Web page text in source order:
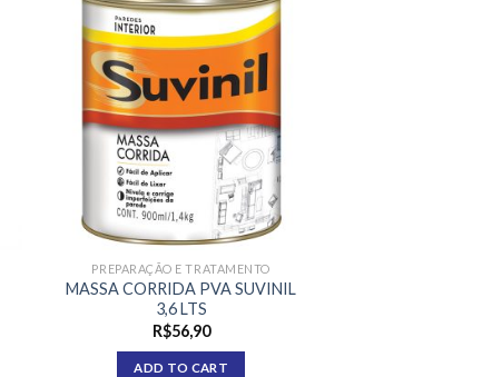
PREPARAÇÃO E TRATAMENTO
MASSA CORRIDA PVA SUVINIL
3,6 LTS
R$56,90
ADD TO CART